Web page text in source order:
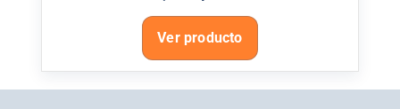
Ver producto